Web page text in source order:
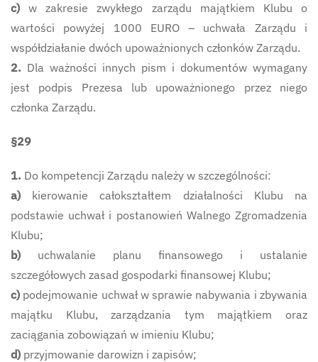
c)
w zakresie zwykłego zarządu majątkiem Klubu o
wartości powyżej 1000 EURO – uchwała Zarządu i
współdziałanie dwóch upoważnionych członków Zarządu.
2. Dla ważności innych pism i dokumentów wymagany
jest podpis Prezesa lub upoważnionego przez niego
członka Zarządu.
§29
1. Do kompetencji Zarządu należy w szczególności:
a)
kierowanie całokształtem działalności Klubu na
podstawie uchwał i postanowień Walnego Zgromadzenia
Klubu;
b)
uchwalanie planu finansowego i ustalanie
szczegółowych zasad gospodarki finansowej Klubu;
c) podejmowanie uchwał w sprawie nabywania i zbywania
majątku Klubu, zarządzania tym majątkiem oraz
zaciągania zobowiązań w imieniu Klubu;
d) przyjmowanie darowizn i zapisów;